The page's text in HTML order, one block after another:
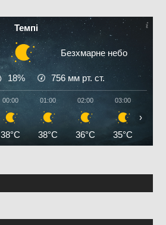
Темпі
Безхмарне небо
18% 756 мм рт. ст.
00:00
38°C
01:00
38°C
02:00
36°C
03:00
35°C
›